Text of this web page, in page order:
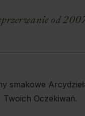
od
smakowe
Twoich Oczekiwań.